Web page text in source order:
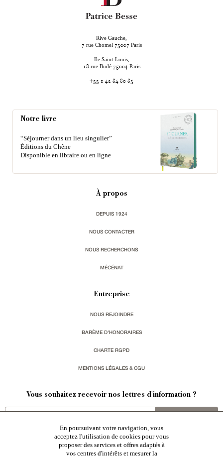
Rive Gauche,
7 rue Chomel 75007 Paris
Ile Saint-Louis,
18 rue Budé 75004 Paris
+33 1 42 84 80 85
Notre livre
“Séjourner dans un lieu singulier”
Éditions du Chêne
Disponible en libraire ou en ligne
À propos
DEPUIS 1924
NOUS CONTACTER
NOUS RECHERCHONS
MÉCÉNAT
Entreprise
NOUS REJOINDRE
BARÈME D'HONORAIRES
CHARTE RGPD
MENTIONS LÉGALES & CGU
Vous souhaitez recevoir nos lettres d'information ?
En poursuivant votre navigation, vous
acceptez l'utilisation de cookies pour vous
proposer des services et offres adaptés à
vos centres d'intérêts et mesurer la